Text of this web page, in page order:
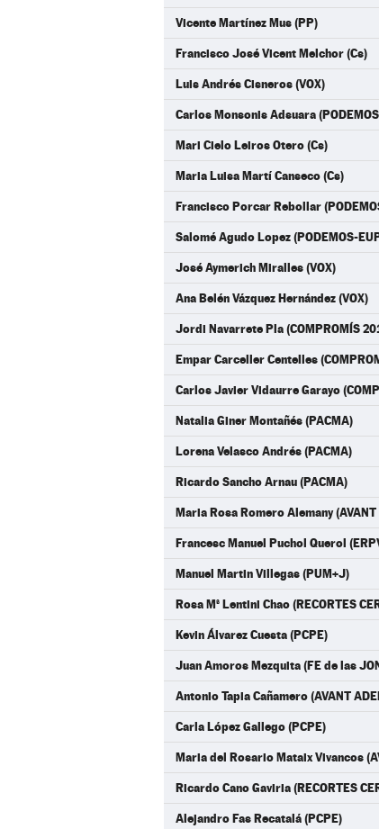
Vicente Martínez Mus (PP)
Francisco José Vicent Melchor (Cs)
Luis Andrés Cisneros (VOX)
Carlos Monsonis Adsuara
Mari Cielo Leiros Otero (Cs)
Maria Luisa Martí Canseco (Cs)
Francisco Porcar Rebollar
Salomé Agudo Lopez (PODEMOS-
José Aymerich Miralles (VOX)
Ana Belén Vázquez Hernández (VOX)
Jordi Navarrete Pla (COMPROMÍS
Empar Carceller Centelles
Carlos Javier Vidaurre Garayo
Natalia Giner Montañés (PACMA)
Lorena Velasco Andrés (PACMA)
Ricardo Sancho Arnau (PACMA)
Maria Rosa Romero Alemany (AVANT
Francesc Manuel Puchol Querol
Manuel Martin Villegas (PUM+J)
Rosa Mª Lentini Chao (RECORTES
Kevin Álvarez Cuesta (PCPE)
Juan Amoros Mezquita (FE de las
Antonio Tapia Cañamero (AVANT
Carla López Gallego (PCPE)
Maria del Rosario Mataix Vivancos
Ricardo Cano Gaviria (RECORTES
Alejandro Fas Recatalá (PCPE)